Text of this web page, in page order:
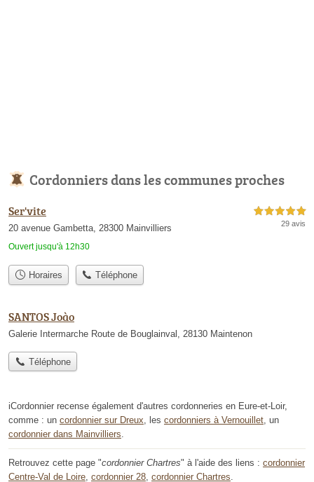
Cordonniers dans les communes proches
Ser'vite
20 avenue Gambetta, 28300 Mainvilliers
Ouvert jusqu'à 12h30
5,0 étoiles sur 5
29 avis
Horaires Téléphone
SANTOS Joào
Galerie Intermarche Route de Bouglainval, 28130 Maintenon
Téléphone
iCordonnier recense également d'autres cordonneries en Eure-et-Loir,
comme : un cordonnier sur Dreux , les cordonniers à Vernouillet , un
cordonnier dans Mainvilliers
Retrouvez cette page "cordonnier Chartres" à l'aide des liens : cordonnier
Centre-Val de Loire cordonnier 28 cordonnier Chartres